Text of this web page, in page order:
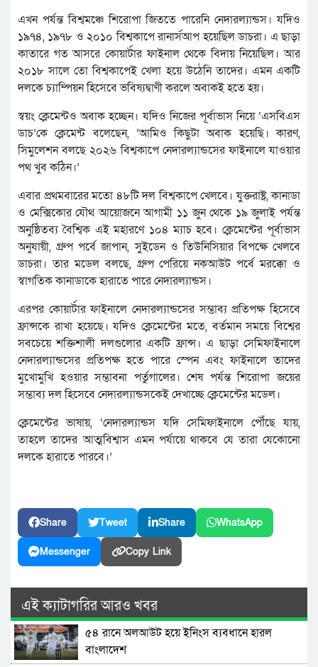
এখন পর্যন্ত বিশ্বমঞ্চে শিরোপা জিততে পারেনি নেদারল্যান্ডস। যদিও
১৯৭৪, ১৯৭৮ ও ২০১০ বিশ্বকাপে রানার্সআপ হয়েছিল ডাচরা। এ ছাড়া
কাতারে গত আসরে কোয়ার্টার ফাইনাল থেকে বিদায় নিয়েছিল। আর
২০১৮ সালে তো বিশ্বকাপেই খেলা হয়ে উঠেনি তাদের। এমন একটি
দলকে চ্যাম্পিয়ন হিসেবে ভবিষ্যদ্বাণী করলে অবাকই হতে হয়।
স্বয়ং ক্লেমেন্টও অবাক হচ্ছেন। যদিও নিজের পূর্বাভাস নিয়ে ‘এসবিএস
ডাচ’কে ক্লেমেন্ট বলেছেন, ‘আমিও কিছুটা অবাক হয়েছি। কারণ,
সিমুলেশন বলছে ২০২৬ বিশ্বকাপে নেদারল্যান্ডসের ফাইনালে যাওয়ার
পথ খুব কঠিন।’
এবার প্রথমবারের মতো ৪৮টি দল বিশ্বকাপে খেলবে। যুক্তরাষ্ট্র, কানাডা
ও মেক্সিকোর যৌথ আয়োজনে আগামী ১১ জুন থেকে ১৯ জুলাই পর্যন্ত
অনুষ্ঠিতব্য বৈশ্বিক এই মহারণে ১০৪ ম্যাচ হবে। ক্লেমেন্টের পূর্বাভাস
অনুযায়ী, গ্রুপ পর্বে জাপান, সুইডেন ও তিউনিসিয়ার বিপক্ষে খেলবে
ডাচরা। তার মডেল বলছে, গ্রুপ পেরিয়ে নকআউট পর্বে মরক্কো ও
স্বাগতিক কানাডাকে হারাতে পারে নেদারল্যান্ডস।
এরপর কোয়ার্টার ফাইনালে নেদারল্যান্ডসের সম্ভাব্য প্রতিপক্ষ হিসেবে
ফ্রান্সকে রাখা হয়েছে। যদিও ক্লেমেন্টের মতে, বর্তমান সময়ে বিশ্বের
সবচেয়ে শক্তিশালী দলগুলোর একটি ফ্রান্স। এ ছাড়া সেমিফাইনালে
নেদারল্যান্ডসের প্রতিপক্ষ হতে পারে স্পেন এবং ফাইনালে তাদের
মুখোমুখি হওয়ার সম্ভাবনা পর্তুগালের। শেষ পর্যন্ত শিরোপা জয়ের
সম্ভাব্য দল হিসেবে নেদারল্যান্ডসকেই দেখাচ্ছে ক্লেমেন্টের মডেল।
ক্লেমেন্টের ভাষায়, ‘নেদারল্যান্ডস যদি সেমিফাইনালে পৌঁছে যায়,
তাহলে তাদের আত্মবিশ্বাস এমন পর্যায়ে থাকবে যে তারা যেকোনো
দলকে হারাতে পারবে।’
Share Tweet Share WhatsApp
Messenger Copy Link
এই ক্যাটাগরির আরও খবর
৫৪ রানে অলআউট হয়ে ইনিংস ব্যবধানে হারল
বাংলাদেশ